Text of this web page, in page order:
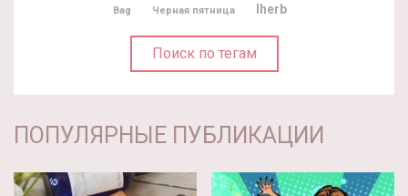
Bag Черная пятница Iherb
Поиск по тегам
ПОПУЛЯРНЫЕ ПУБЛИКАЦИИ